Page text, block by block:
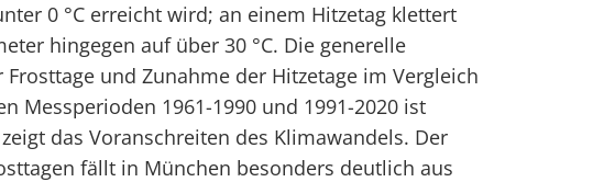
0 °C erreicht wird; an einem Hitzetag klettert
hingegen auf über 30 °C. Die generelle
Frosttage und Zunahme der Hitzetage im Vergleich
Messperioden 1961-1990 und 1991-2020 ist
das Voranschreiten des Klimawandels. Der
fällt in München besonders deutlich aus